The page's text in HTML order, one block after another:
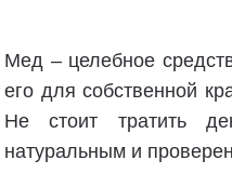
Мед – целебное
его для собственной
Не стоит тратить
натуральным и